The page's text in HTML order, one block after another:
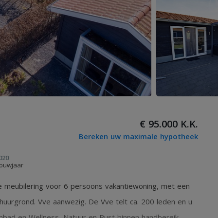
€ 95.000 K.K.
Bereken uw maximale hypotheek
meubilering voor 6 persoons vakantiewoning, met een
Vve aanwezig. De Vve telt ca. 200 leden en u